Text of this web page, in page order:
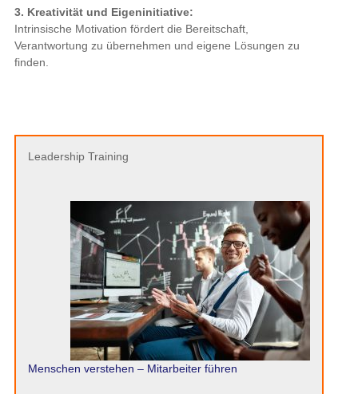
3. Kreativität und Eigeninitiative:
Intrinsische Motivation fördert die Bereitschaft,
Verantwortung zu übernehmen und eigene Lösungen zu
finden.
Leadership Training
Menschen verstehen – Mitarbeiter führen